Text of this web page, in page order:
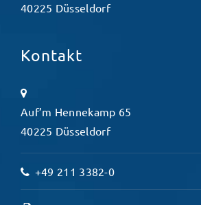
40225 Düsseldorf
Kontakt
Auf’m Hennekamp 65
40225 Düsseldorf
+49 211 3382-0